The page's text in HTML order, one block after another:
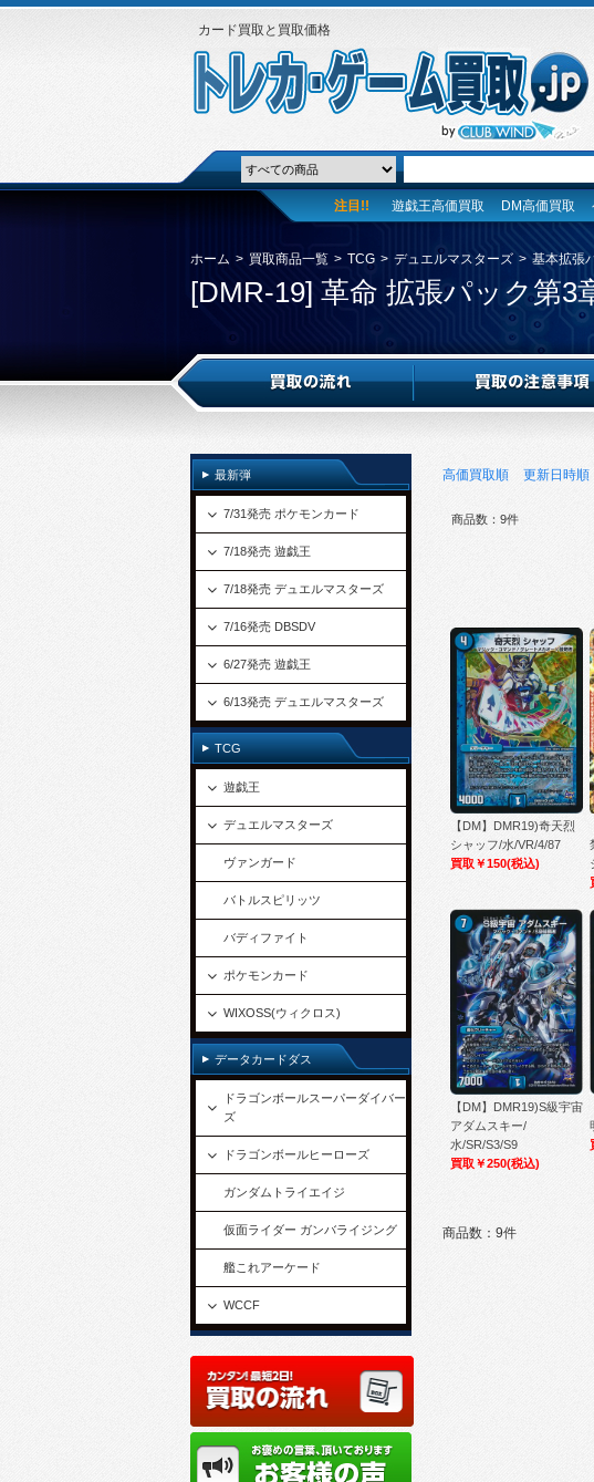
カード買取と買取価格
注目!! 遊戯王高価買取 DM高価買取
ホーム > 買取商品一覧 > TCG > デュエルマスターズ > 基本拡張
[DMR-19] 革命 拡張パック第
高価買取順 更新日時順
商品数：9件
【DM】DMR19)奇天烈
シャッフ/水/VR/4/87
買取￥150(税込)
【DM】DMR19)S級宇宙
アダムスキー/
水/SR/S3/S9
買取￥250(税込)
商品数：9件
最新弾
7/31発売 ポケモンカード
7/18発売 遊戯王
7/18発売 デュエルマスターズ
7/16発売 DBSDV
6/27発売 遊戯王
6/13発売 デュエルマスターズ
TCG
遊戯王
デュエルマスターズ
ヴァンガード
バトルスピリッツ
バディファイト
ポケモンカード
WIXOSS(ウィクロス)
データカードダス
ドラゴンボールスーパーダイバー
ズ
ドラゴンボールヒーローズ
ガンダムトライエイジ
仮面ライダー ガンバライジング
艦これアーケード
WCCF